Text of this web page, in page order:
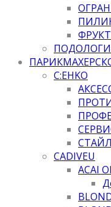
C:EHKO
CADIVEU
ACAI